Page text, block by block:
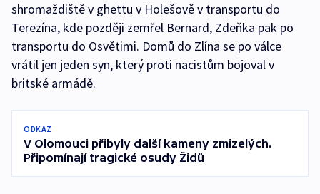
shromaždiště v ghettu v Holešově v transportu do
Terezína, kde později zemřel Bernard, Zdeňka pak po
transportu do Osvětimi. Domů do Zlína se po válce
vrátil jen jeden syn, který proti nacistům bojoval v
britské armádě.
ODKAZ
V Olomouci přibyly další kameny zmizelých.
Připomínají tragické osudy Židů